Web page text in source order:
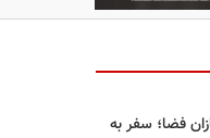
فضا؛ سفر به